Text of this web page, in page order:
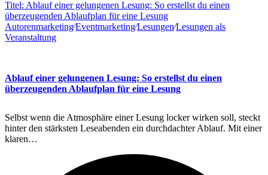
Autorenmarketing∕Eventmarketing∕Lesungen∕Lesungen als
Veranstaltung
Ablauf einer gelungenen Lesung: So erstellst du einen
überzeugenden Ablaufplan für eine Lesung
Selbst wenn die Atmosphäre einer Lesung locker wirken soll, steckt
hinter den stärksten Leseabenden ein durchdachter Ablauf. Mit einer
klaren…